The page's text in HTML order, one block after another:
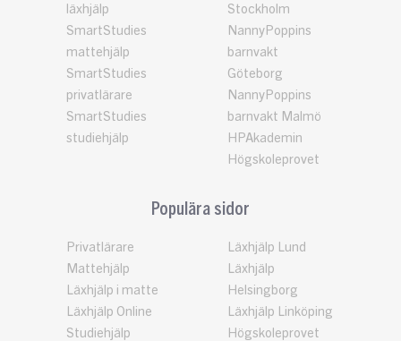
läxhjälp
SmartStudies
mattehjälp
SmartStudies
privatlärare
SmartStudies
studiehjälp
Stockholm
NannyPoppins
barnvakt
Göteborg
NannyPoppins
barnvakt Malmö
HPAkademin
Högskoleprovet
Populära sidor
Privatlärare
Mattehjälp
Läxhjälp i matte
Läxhjälp Online
Studiehjälp
Läxhjälp Lund
Läxhjälp
Helsingborg
Läxhjälp Linköping
Högskoleprovet